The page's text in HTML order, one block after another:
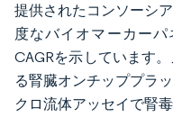
提供されたコンソーシ
度なバイオマーカーパ
CAGRを示しています
る腎臓オンチッププラ
クロ流体アッセイで腎